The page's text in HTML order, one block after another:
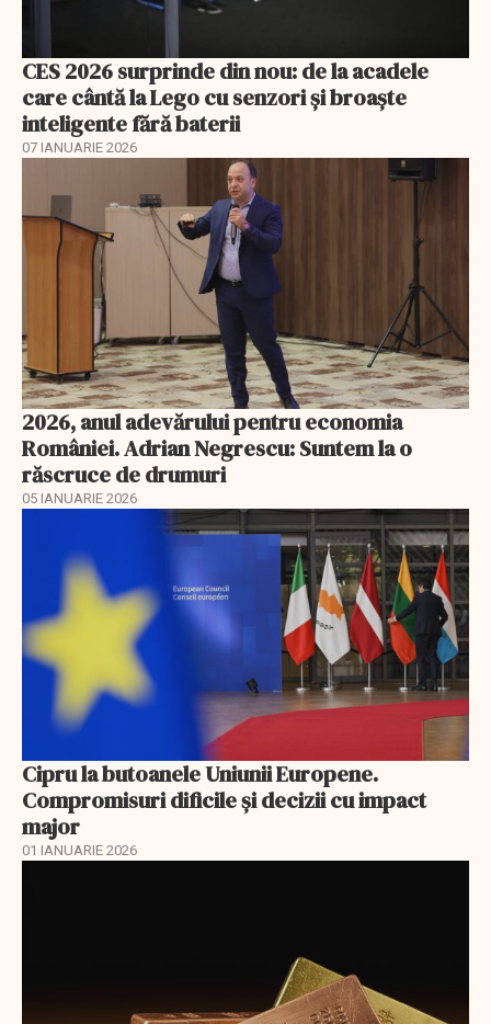
CES 2026 surprinde din nou: de la acadele
care cântă la Lego cu senzori și broaște
inteligente fără baterii
07 IANUARIE 2026
2026, anul adevărului pentru economia
României. Adrian Negrescu: Suntem la o
răscruce de drumuri
05 IANUARIE 2026
Cipru la butoanele Uniunii Europene.
Compromisuri dificile și decizii cu impact
major
01 IANUARIE 2026